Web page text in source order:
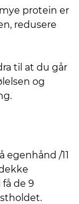
protein er
redusere
til at du går
og
egenhånd /11
de 9